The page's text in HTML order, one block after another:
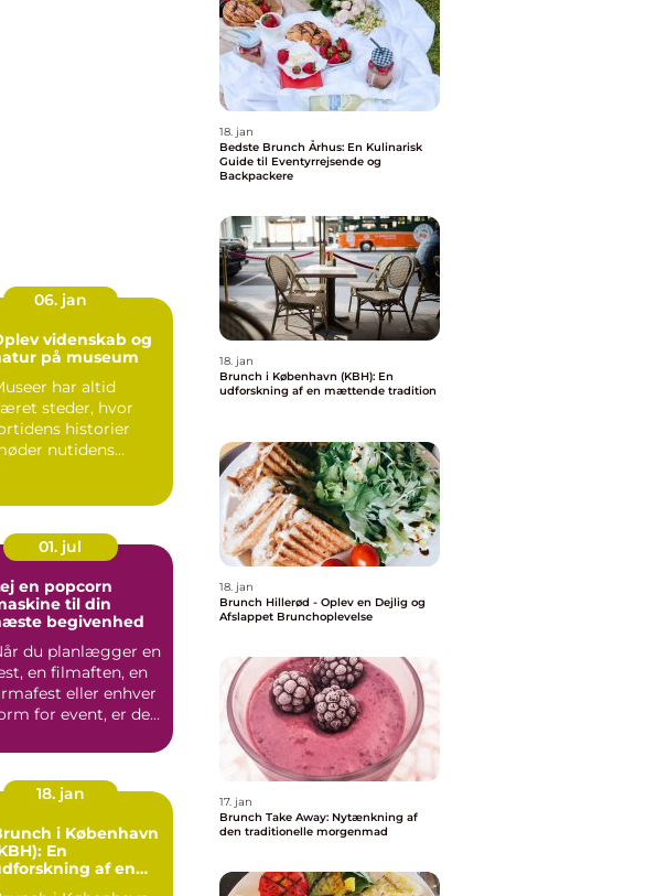
06. jan
videnskab og
på museum
har altid
steder, hvor
historier
nutidens
01. jul
en popcorn
til din
begivenhed
du planlægger en
en filmaften, en
eller enhver
for event, er det
18. jan
i København
En
af en
18. jan
Bedste Brunch Århus: En Kulinarisk
Guide til Eventyrrejsende og
Backpackere
18. jan
Brunch i København (KBH): En
udforskning af en mættende tradition
18. jan
Brunch Hillerød - Oplev en Dejlig og
Afslappet Brunchoplevelse
17. jan
Brunch Take Away: Nytænkning af
den traditionelle morgenmad